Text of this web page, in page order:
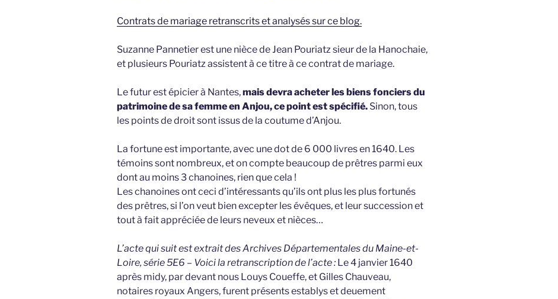
Contrats de mariage retranscrits et analysés sur ce blog.
Suzanne Pannetier est une nièce de Jean Pouriatz sieur de la Hanochaie,
et plusieurs Pouriatz assistent à ce titre à ce contrat de mariage.
Le futur est épicier à Nantes,mais devra acheter les biens fonciers du
patrimoine de sa femme en Anjou, ce point est spécifié.Sinon, tous
les points de droit sont issus de la coutume d’Anjou.
La fortune est importante, avec une dot de 6 000 livres en 1640. Les
témoins sont nombreux, et on compte beaucoup de prêtres parmi eux
dont au moins 3 chanoines, rien que cela !
Les chanoines ont ceci d’intéressants qu’ils ont plus les plus fortunés
des prêtres, si l’on veut bien excepter les évêques, et leur succession et
tout à fait appréciée de leurs neveux et nièces…
L’acte qui suit est extrait des Archives Départementales du Maine-et-
Loire, série 5E6 – Voici la retranscription de l’acte : Le 4 janvier 1640
après midy, par devant nous Louys Coueffe, et Gilles Chauveau,
notaires royaux Angers, furent présents establys et deuement